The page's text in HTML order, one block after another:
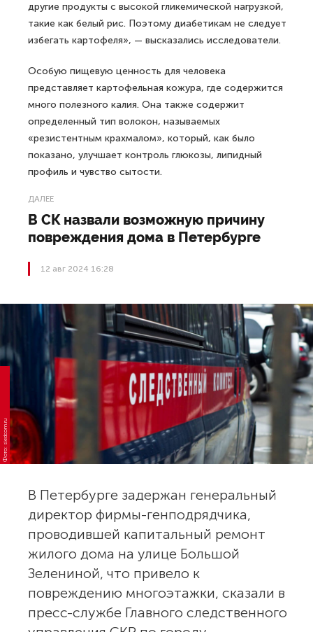
другие продукты с высокой гликемической нагрузкой,
такие как белый рис. Поэтому диабетикам не следует
избегать картофеля», — высказались исследователи.
Особую пищевую ценность для человека
представляет картофельная кожура, где содержится
много полезного калия. Она также содержит
определенный тип волокон, называемых
«резистентным крахмалом», который, как было
показано, улучшает контроль глюкозы, липидный
профиль и чувство сытости.
ДАЛЕЕ
В СК назвали возможную причину
повреждения дома в Петербурге
12 авг 2024 16:28
Фото: sledcom.ru
В Петербурге задержан генеральный
директор фирмы-генподрядчика,
проводившей капитальный ремонт
жилого дома на улице Большой
Зелениной, что привело к
повреждению многоэтажки, сказали в
пресс-службе Главного следственного